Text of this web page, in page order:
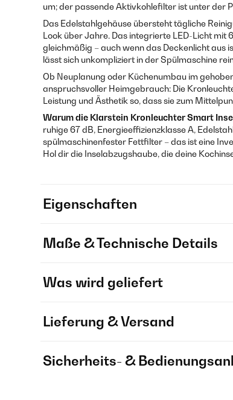
um; der passende Aktivkohlefilter ist unter der
Das Edelstahlgehäuse übersteht tägliche
Look über Jahre. Das integrierte LED-Licht mit
gleichmäßig – auch wenn das Deckenlicht aus
lässt sich unkompliziert in der Spülmaschine
Ob Neuplanung oder Küchenumbau im
anspruchsvoller Heimgebrauch: Die
Leistung und Ästhetik so, dass sie zum
Warum die Klarstein Kronleuchter Smart
ruhige 67 dB, Energieeffizienzklasse A,
spülmaschinenfester Fettfilter – das ist eine
Hol dir die Inselabzugshaube, die deine
Eigenschaften
Maße & Technische Details
Was wird geliefert
Lieferung & Versand
Sicherheits- &